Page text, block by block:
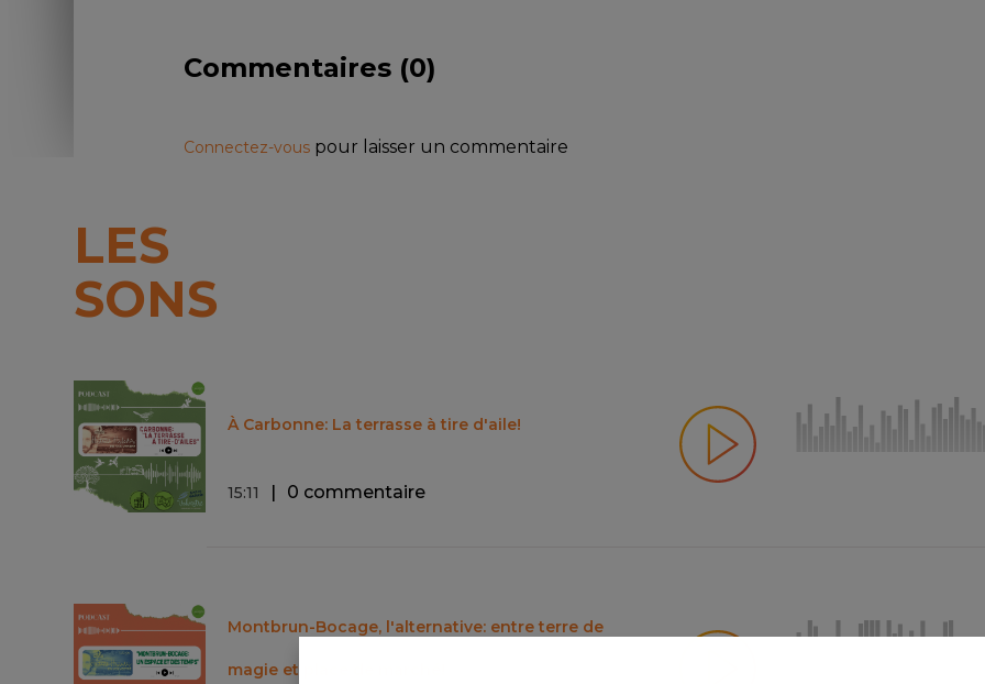
Commentaires (0)
Connectez-vous pour laisser un commentaire
LES
SONS
À Carbonne: La terrasse à tire d'aile!
15:11 0 commentaire
Montbrun-Bocage, l'alternative: entre terre de
magie et place de marché!